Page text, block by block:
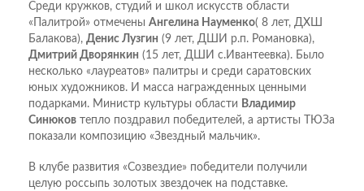
Среди кружков, студий и школ искусств области
«Палитрой» отмечены Ангелина Науменко( 8 лет, ДХШ
Балакова), Денис Лузгин (9 лет, ДШИ р.п. Романовка),
Дмитрий Дворянкин (15 лет, ДШИ с.Ивантеевка). Было
несколько «лауреатов» палитры и среди саратовских
юных художников. И масса награжденных ценными
подарками. Министр культуры области Владимир
Синюков тепло поздравил победителей, а артисты ТЮЗа
показали композицию «Звездный мальчик».
В клубе развития «Созвездие» победители получили
целую россыпь золотых звездочек на подставке.